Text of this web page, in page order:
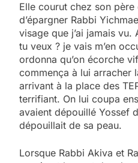
Elle courut chez son
d’épargner Rabbi
visage que j’ai jamais vu.
tu veux ? je vais m’en
ordonna qu’on écorche
commença à lui arracher
arrivant à la place des
terrifiant. On lui coupa
avaient dépouillé Yossef
dépouillait de sa peau.
Lorsque Rabbi Akiva et